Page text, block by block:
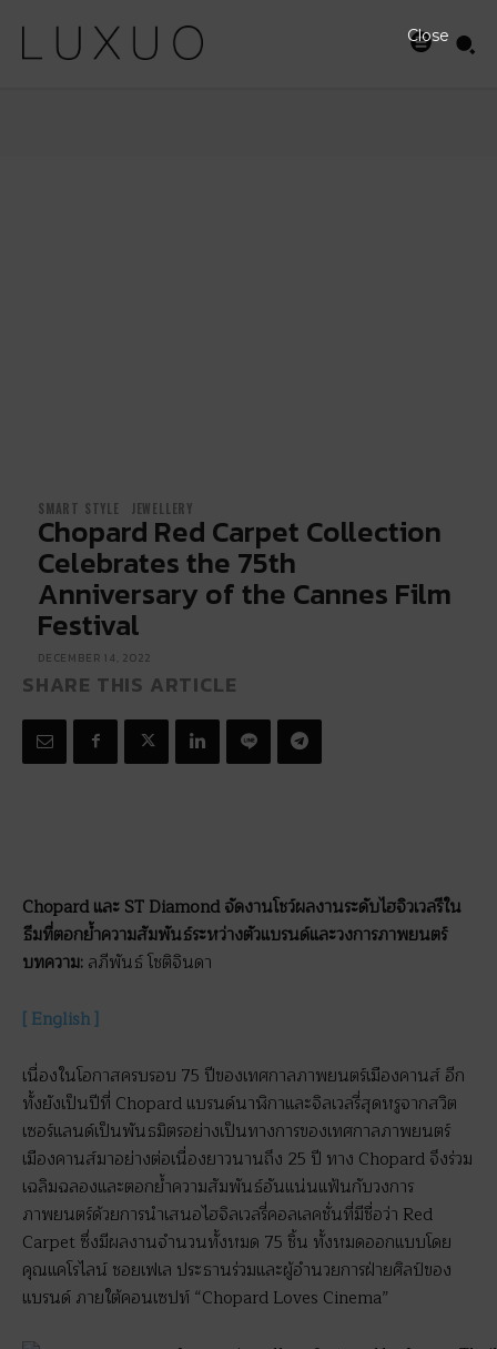
SMART STYLE JEWELLERY
Chopard Red Carpet Collection
Celebrates the 75th
Anniversary of the Cannes Film
Festival
DECEMBER 14, 2022
SHARE THIS ARTICLE
Chopard และ ST Diamond จัดงานโชว์ผลงานระดับไฮจิวเวลรีใน
ธีมที่ตอกย้ำความสัมพันธ์ระหว่างตัวแบรนด์และวงการภาพยนตร์
บทความ: ลภีพันธ์ โชติจินดา
[ English ]
เนื่องในโอกาสครบรอบ 75 ปีของเทศกาลภาพยนตร์เมืองคานส์ อีก
ทั้งยังเป็นปีที่ Chopard แบรนด์นาฬิกาและจิลเวลรี่สุดหรูจากสวิต
เซอร์แลนด์เป็นพันธมิตรอย่างเป็นทางการของเทศกาลภาพยนตร์
เมืองคานส์มาอย่างต่อเนื่องยาวนานถึง 25 ปี ทาง Chopard จึงร่วม
เฉลิมฉลองและตอกย้ำความสัมพันธ์อันแน่นแฟ้นกับวงการ
ภาพยนตร์ด้วยการนำเสนอไฮจิลเวลรี่คอลเลคชั่นที่มีชื่อว่า Red
Carpet ซึ่งมีผลงานจำนวนทั้งหมด 75 ชิ้น ทั้งหมดออกแบบโดย
คุณแคโรไลน์ ชอยเฟเล ประธานร่วมและผู้อำนวยการฝ่ายศิลป์ของ
แบรนด์ ภายใต้คอนเซปท์ “Chopard Loves Cinema”
Close